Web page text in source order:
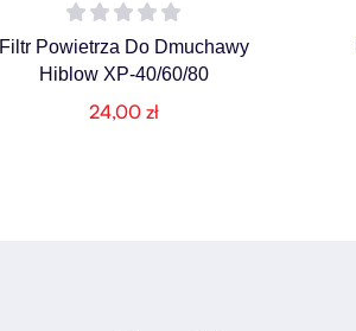
Filtr Powietrza Do Dmuchawy
Hiblow XP-40/60/80
24,00 zł